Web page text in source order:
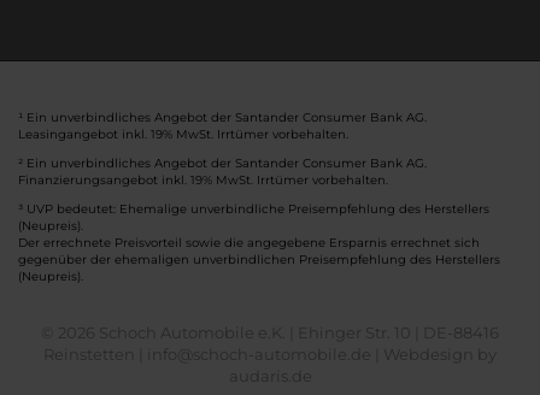
¹ Ein unverbindliches Angebot der Santander Consumer Bank AG.
Leasingangebot inkl. 19% MwSt. Irrtümer vorbehalten.
² Ein unverbindliches Angebot der Santander Consumer Bank AG.
Finanzierungsangebot inkl. 19% MwSt. Irrtümer vorbehalten.
³ UVP bedeutet: Ehemalige unverbindliche Preisempfehlung des Herstellers
(Neupreis).
Der errechnete Preisvorteil sowie die angegebene Ersparnis errechnet sich
gegenüber der ehemaligen unverbindlichen Preisempfehlung des Herstellers
(Neupreis).
© 2026 Schoch Automobile e.K. | Ehinger Str. 10 | DE-88416
Reinstetten | info@schoch-automobile.de |
Webdesign by
audaris.de